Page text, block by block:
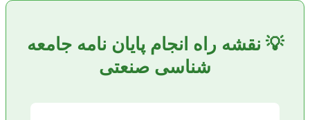
💡 نقشه راه انجام پایان نامه جامعه
شناسی صنعتی